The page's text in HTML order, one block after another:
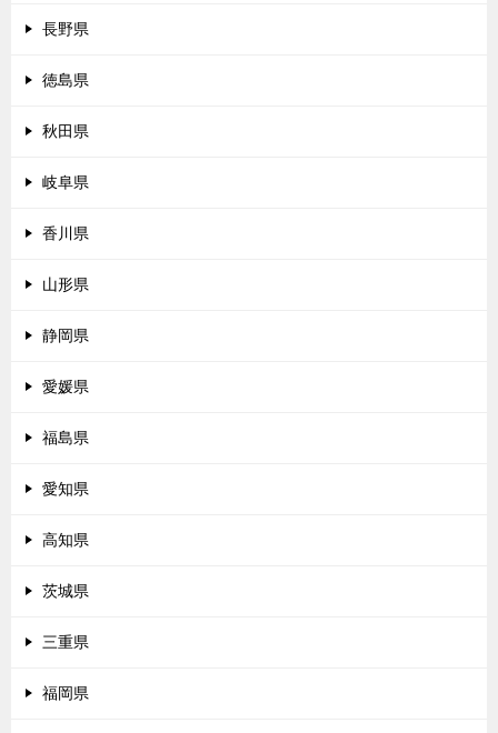
長野県
徳島県
秋田県
岐阜県
香川県
山形県
静岡県
愛媛県
福島県
愛知県
高知県
茨城県
三重県
福岡県